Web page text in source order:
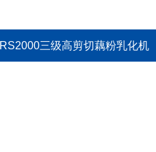
三级高剪切藕粉乳化机